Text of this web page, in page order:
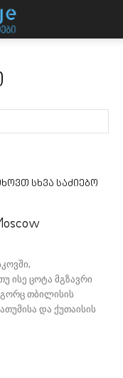
სხვა საძიებო
ისე ცოტა მგზავრი
თბილისის
და ქუთაისის